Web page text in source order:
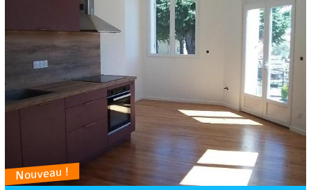
Nouveau !